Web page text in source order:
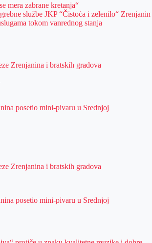
mera zabrane kretanja“
službe JKP “Čistoća i zelenilo“ Zrenjanin
tokom vanrednog stanja
Zrenjanina i bratskih gradova
posetio mini-pivaru u Srednjoj
Zrenjanina i bratskih gradova
posetio mini-pivaru u Srednjoj